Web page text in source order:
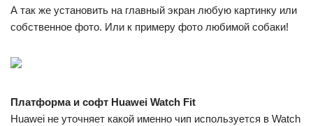
А так же установить на главный экран любую картинку или
собственное фото. Или к примеру фото любимой собаки!
Платформа и софт Huawei Watch Fit
Huawei не уточняет какой именно чип используется в Watch